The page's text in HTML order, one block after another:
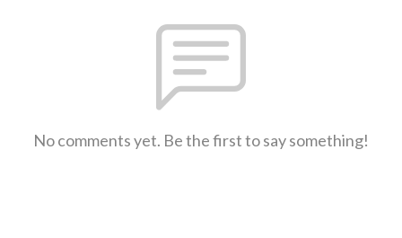
No comments yet. Be the first to say something!